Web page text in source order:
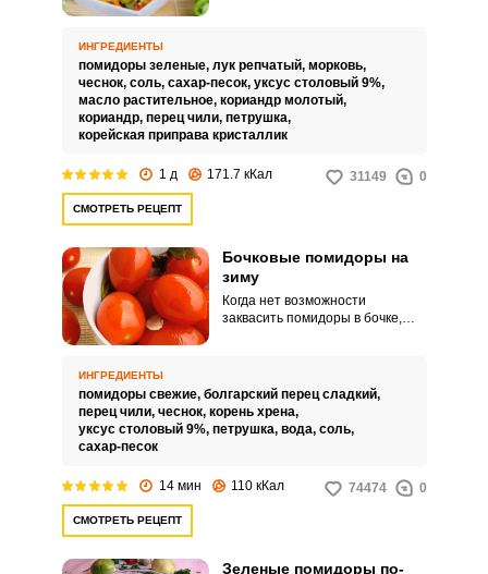
блюд. Она не предназначена
для хранения на зиму.
ИНГРЕДИЕНТЫ
помидоры зеленые, лук репчатый, морковь,
чеснок, соль, сахар-песок, уксус столовый 9%,
масло растительное, кориандр молотый,
кориандр, перец чили, петрушка,
корейская приправа кристаллик
1 д 171.7 кКал 31149 0
СМОТРЕТЬ РЕЦЕПТ
Бочковые помидоры на
зиму
Когда нет возможности
заквасить помидоры в бочке,
помидоров будет как и у
бочковых.
ИНГРЕДИЕНТЫ
помидоры свежие, болгарский перец сладкий,
перец чили, чеснок, корень хрена,
уксус столовый 9%, петрушка, вода, соль,
сахар-песок
14 мин 110 кКал 74474 0
СМОТРЕТЬ РЕЦЕПТ
Зеленые помидоры по-